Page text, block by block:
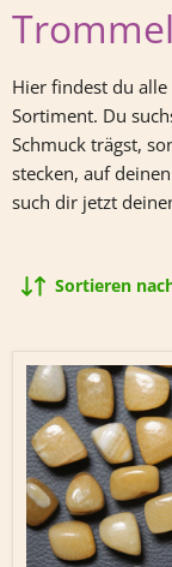
Hier findest du
Sortiment. Du
Schmuck trägst,
stecken, auf
such dir jetzt
Sortieren